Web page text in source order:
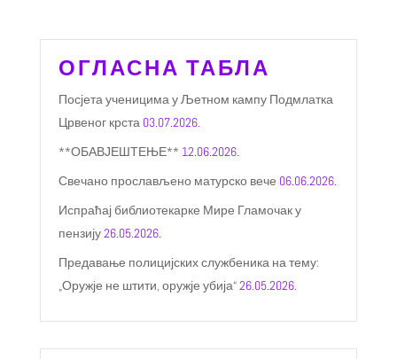
ОГЛАСНА ТАБЛА
Посјета ученицима у Љетном кампу Подмлатка
Црвеног крста 03.07.2026.
**ОБАВЈЕШТЕЊЕ** 12.06.2026.
Свечано прослављено матурско вече 06.06.2026.
Испраћај библиотекарке Мире Гламочак у
пензију26.05.2026.
Предавање полицијских службеника на тему:
„Оружје не штити, оружје убија“26.05.2026.